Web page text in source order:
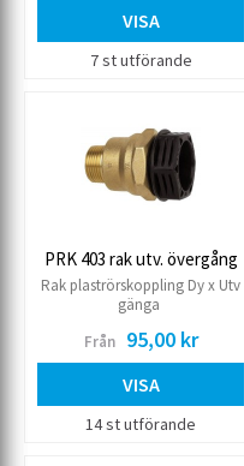
VISA
7 st utförande
PRK 403 rak utv. övergång
Rak plaströrskoppling Dy x Utv
gänga
Från
95,00 kr
VISA
14 st utförande